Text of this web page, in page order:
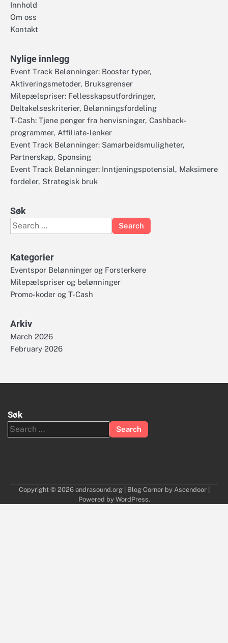
Innhold
Om oss
Kontakt
Nylige innlegg
Event Track Belønninger: Booster typer,
Aktiveringsmetoder, Bruksgrenser
Milepælspriser: Fellesskapsutfordringer,
Deltakelseskriterier, Belønningsfordeling
T-Cash: Tjene penger fra henvisninger, Cashback-
programmer, Affiliate-lenker
Event Track Belønninger: Samarbeidsmuligheter,
Partnerskap, Sponsing
Event Track Belønninger: Inntjeningspotensial, Maksimere
fordeler, Strategisk bruk
Søk
Search
for:
Kategorier
Eventspor Belønninger og Forsterkere
Milepælspriser og belønninger
Promo-koder og T-Cash
Arkiv
March 2026
February 2026
Søk
Search
for:
Copyright © 2026 andrasound.org| Blog Corner by Ascendoor|
Powered by WordPress.